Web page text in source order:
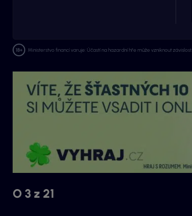
Ministerstvo financí varuje: Účastí na hazardní hře může vzniknout závislost.
O 3 z 21